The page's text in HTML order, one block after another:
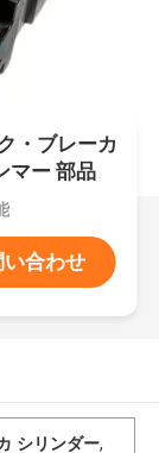
・ブレーカ
マー 部品
い合わせ
シリンダー,